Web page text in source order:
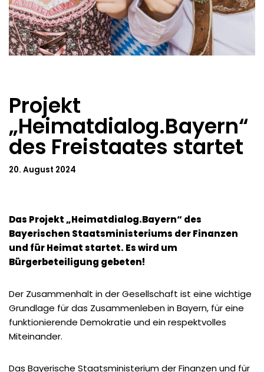
Projekt
„Heimatdialog.Bayern“
des Freistaates startet
20. August 2024
Das Projekt „Heimatdialog.Bayern“ des
Bayerischen Staatsministeriums der Finanzen
und für Heimat startet. Es wird um
Bürgerbeteiligung gebeten!
Der Zusammenhalt in der Gesellschaft ist eine wichtige
Grundlage für das Zusammenleben in Bayern, für eine
funktionierende Demokratie und ein respektvolles
Miteinander.
Das Bayerische Staatsministerium der Finanzen und für